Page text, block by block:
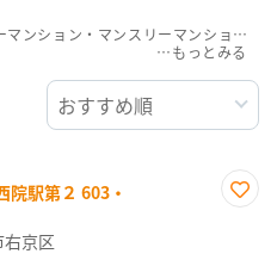
駅第２ 603・
京区
西京極駅/禁煙ルームのウィークリーマンション・マンスリーマンション賃貸物件一覧を掲載中。敷金・礼金無料、家具・家電付をご紹介。こだわり条件での絞込みも簡単！
…